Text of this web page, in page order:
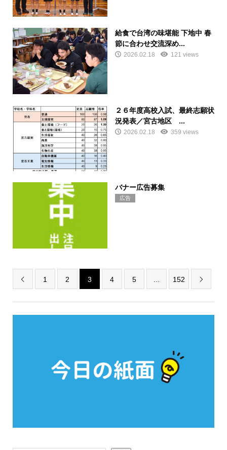
給食で台湾の味堪能 下地中 春
節に合わせ交流深め...
2026.02.18 121 views
２６年度高校入試、最終志願状
況発表／宮古地区 ...
2026.02.18 359 views
バナー広告募集
広告
 1 2 3 4 5 152 